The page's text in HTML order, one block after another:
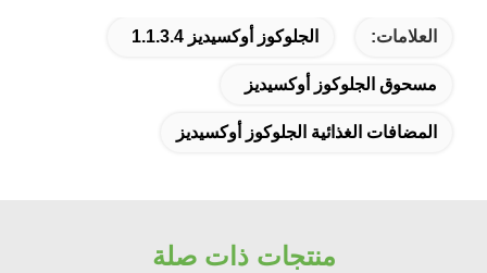
العلامات: الجلوكوز أوكسيديز 1.1.3.4
مسحوق الجلوكوز أوكسيديز
المضافات الغذائية الجلوكوز أوكسيديز
منتجات ذات صلة